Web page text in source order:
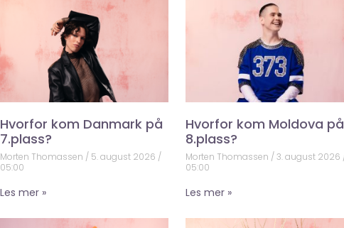
Hvorfor kom Danmark på
7.plass?
Morten Thomassen
5. august 2026
05:00
Les mer »
Hvorfor kom Moldova på
8.plass?
Morten Thomassen 3. august 2026
05:00
Les mer »